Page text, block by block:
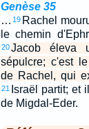
Genèse 35
… 19 Rachel
le chemin
20Jacob éleva
sépulcre; c'est
de Rachel, qui
21
Israël partit; et
de Migdal-Eder.